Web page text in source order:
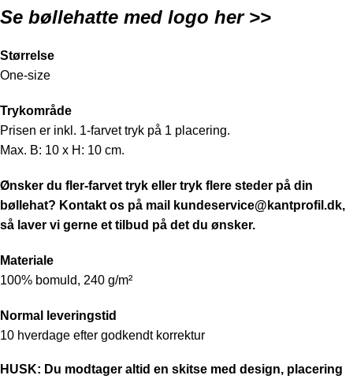
Se bøllehatte med logo her >>
Størrelse
One-size
Trykområde
Prisen er inkl. 1-farvet tryk på 1 placering.
Max. B: 10 x H: 10 cm.
Ønsker du fler-farvet tryk eller tryk flere steder på din
bøllehat? Kontakt os på mail
kundeservice@kantprofil.dk,
så laver vi gerne et tilbud på det du ønsker.
Materiale
100% bomuld, 240 g/m²
Normal leveringstid
10 hverdage efter godkendt korrektur
HUSK: Du modtager altid en skitse med design, placering